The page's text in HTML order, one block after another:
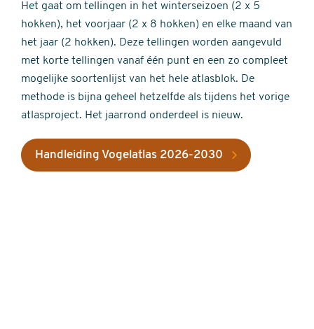
Het gaat om tellingen in het winterseizoen (2 x 5
hokken), het voorjaar (2 x 8 hokken) en elke maand van
het jaar (2 hokken). Deze tellingen worden aangevuld
met korte tellingen vanaf één punt en een zo compleet
mogelijke soortenlijst van het hele atlasblok. De
methode is bijna geheel hetzelfde als tijdens het vorige
atlasproject. Het jaarrond onderdeel is nieuw.
Handleiding Vogelatlas 2026-2030